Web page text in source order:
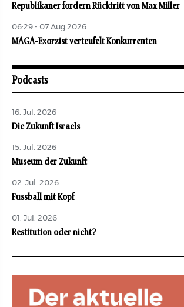
Republikaner fordern Rücktritt von Max Miller
06:29 - 07.Aug 2026
MAGA-Exorzist verteufelt Konkurrenten
Podcasts
16. Jul. 2026
Die Zukunft Israels
15. Jul. 2026
Museum der Zukunft
02. Jul. 2026
Fussball mit Kopf
01. Jul. 2026
Restitution oder nicht?